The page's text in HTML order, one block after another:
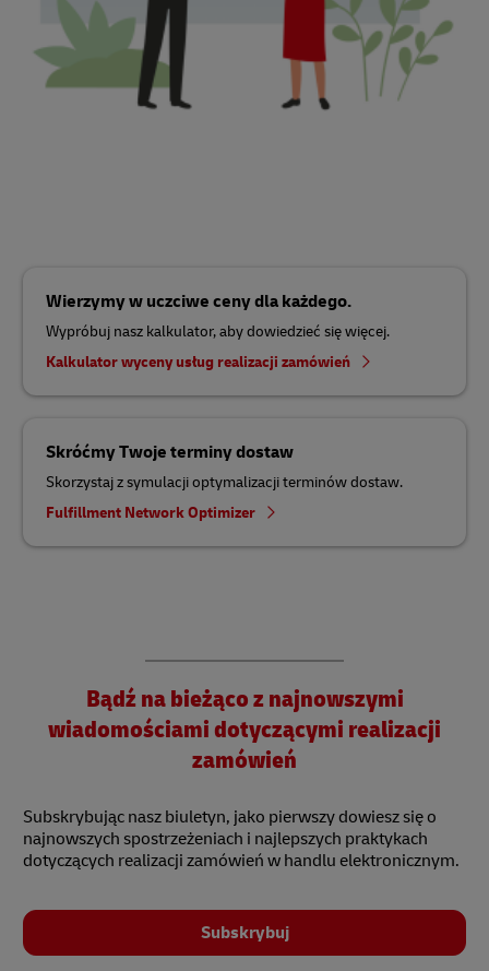
Wierzymy w uczciwe ceny dla każdego.
Wypróbuj nasz kalkulator, aby dowiedzieć się więcej.
Kalkulator wyceny usług realizacji zamówień
Skróćmy Twoje terminy dostaw
Skorzystaj z symulacji optymalizacji terminów dostaw.
Fulfillment Network Optimizer
Bądź na bieżąco z najnowszymi
wiadomościami dotyczącymi realizacji
zamówień
Subskrybując nasz biuletyn, jako pierwszy dowiesz się o
najnowszych spostrzeżeniach i najlepszych praktykach
dotyczących realizacji zamówień w handlu elektronicznym.
Subskrybuj